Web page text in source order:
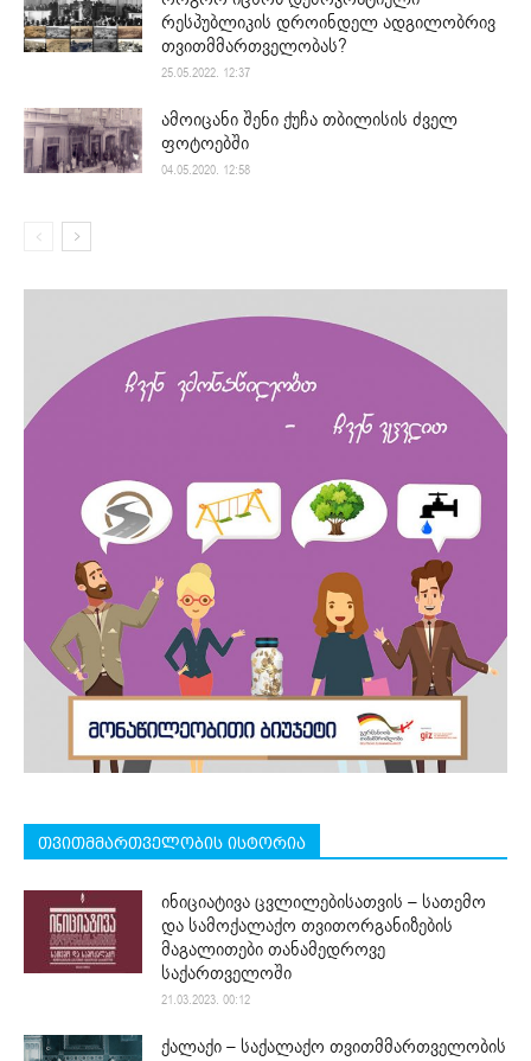
რესპუბლიკის დროინდელ ადგილობრივ
თვითმმართველობას?
25.05.2022. 12:37
ამოიცანი შენი ქუჩა თბილისის ძველ
ფოტოებში
04.05.2020. 12:58
თვითმმართველობის ისტორია
ინიციატივა ცვლილებისათვის – სათემო
და სამოქალაქო თვითორგანიზების
მაგალითები თანამედროვე
საქართველოში
21.03.2023. 00:12
ქალაქი – საქალაქო თვითმმართველობის